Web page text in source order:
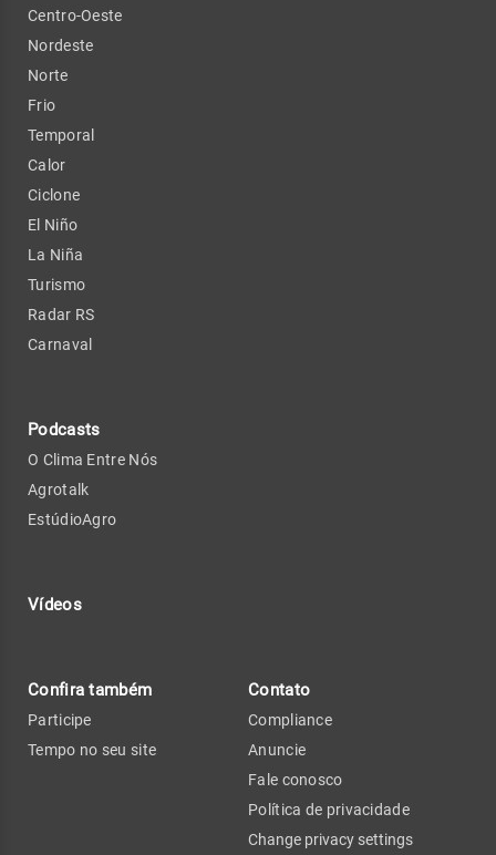
Centro-Oeste
Nordeste
Norte
Frio
Temporal
Calor
Ciclone
El Niño
La Niña
Turismo
Radar RS
Carnaval
Podcasts
O Clima Entre Nós
Agrotalk
EstúdioAgro
Vídeos
Confira também
Participe
Tempo no seu site
Contato
Compliance
Anuncie
Fale conosco
Política de privacidade
Change privacy settings